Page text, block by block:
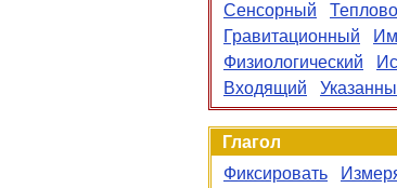
Сенсорный
Гравитационный
Физиологический
Входящий
Глагол
Фиксировать